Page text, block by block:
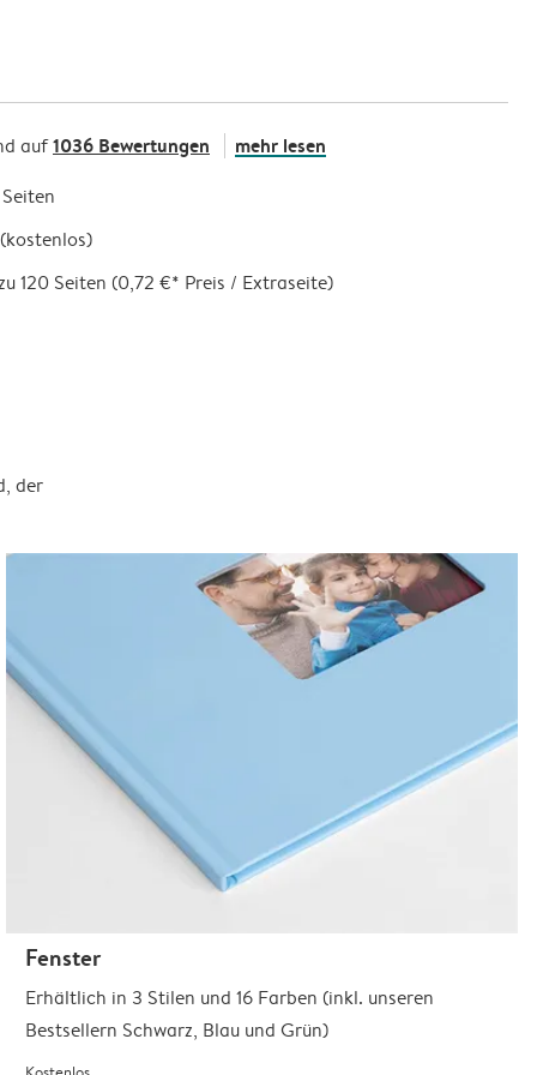
auf1036 Bewertungen mehr lesen
120 Seiten (0,72 €* Preis / Extraseite)
der
Fenster
Erhältlich in 3 Stilen und 16 Farben (inkl. unseren
Bestsellern Schwarz, Blau und Grün)